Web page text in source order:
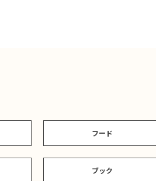
フード
ブック